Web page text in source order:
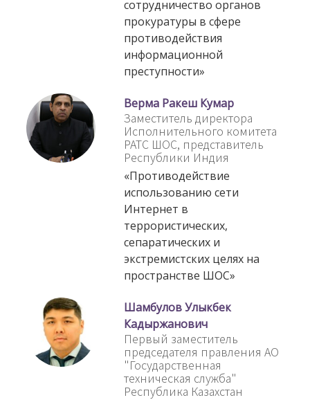
сотрудничество органов
прокуратуры в сфере
противодействия
информационной
преступности»
Верма Ракеш Кумар
Заместитель директора
Исполнительного комитета
РАТС ШОС, представитель
Республики Индия
«Противодействие
использованию сети
Интернет в
террористических,
сепаратических и
экстремистских целях на
пространстве ШОС»
Шамбулов Улыкбек
Кадыржанович
Первый заместитель
председателя правления АО
"Государственная
техническая служба"
Республика Казахстан